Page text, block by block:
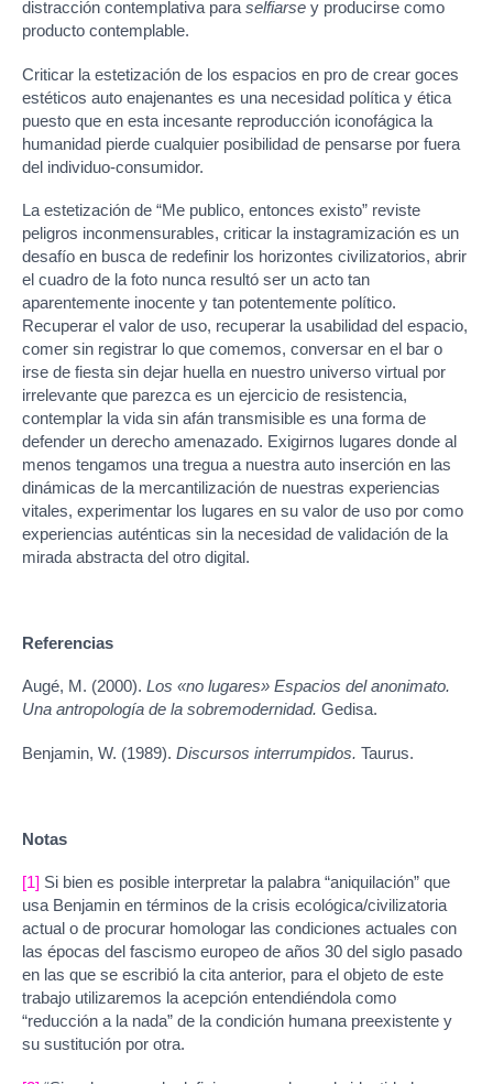
distracción contemplativa paraselfiarse y producirse como
producto contemplable.
Criticar la estetización de los espacios en pro de crear goces
estéticos auto enajenantes es una necesidad política y ética
puesto que en esta incesante reproducción iconofágica la
humanidad pierde cualquier posibilidad de pensarse por fuera
del individuo-consumidor.
La estetización de “Me publico, entonces existo” reviste
peligros inconmensurables, criticar la instagramización es un
desafío en busca de redefinir los horizontes civilizatorios, abrir
el cuadro de la foto nunca resultó ser un acto tan
aparentemente inocente y tan potentemente político.
Recuperar el valor de uso, recuperar la usabilidad del espacio,
comer sin registrar lo que comemos, conversar en el bar o
irse de fiesta sin dejar huella en nuestro universo virtual por
irrelevante que parezca es un ejercicio de resistencia,
contemplar la vida sin afán transmisible es una forma de
defender un derecho amenazado. Exigirnos lugares donde al
menos tengamos una tregua a nuestra auto inserción en las
dinámicas de la mercantilización de nuestras experiencias
vitales, experimentar los lugares en su valor de uso por como
experiencias auténticas sin la necesidad de validación de la
mirada abstracta del otro digital.
Referencias
Augé, M. (2000). Los «no lugares» Espacios del anonimato.
Una antropología de la sobremodernidad. Gedisa.
Benjamin, W. (1989). Discursos interrumpidos. Taurus.
Notas
[1] Si bien es posible interpretar la palabra “aniquilación” que
usa Benjamin en términos de la crisis ecológica/civilizatoria
actual o de procurar homologar las condiciones actuales con
las épocas del fascismo europeo de años 30 del siglo pasado
en las que se escribió la cita anterior, para el objeto de este
trabajo utilizaremos la acepción entendiéndola como
“reducción a la nada” de la condición humana preexistente y
su sustitución por otra.